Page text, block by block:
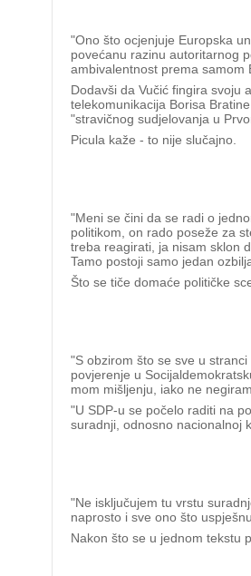
"Ono što ocjenjuje Europska
povećanu razinu autoritarnog
ambivalentnost prema samom
Dodavši da Vučić fingira svoju
telekomunikacija Borisa
"stravičnog sudjelovanja u
Picula kaže - to nije slučajno.
"Meni se čini da se radi o
politikom, on rado poseže za
treba reagirati, ja nisam sklon
Tamo postoji samo jedan
Što se tiče domaće političke
"S obzirom što se sve u
povjerenje u
mom mišljenju, iako ne
"U SDP-u se počelo raditi na
suradnji, odnosno nacionalnoj
"Ne isključujem tu vrstu
naprosto i sve ono što
Nakon što se u jednom tekstu